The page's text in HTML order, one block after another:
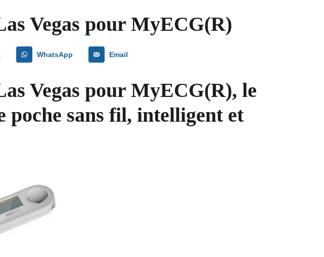
Vegas pour MyECG(R)
WhatsApp Email
Vegas pour MyECG(R), le
sans fil, intelligent et